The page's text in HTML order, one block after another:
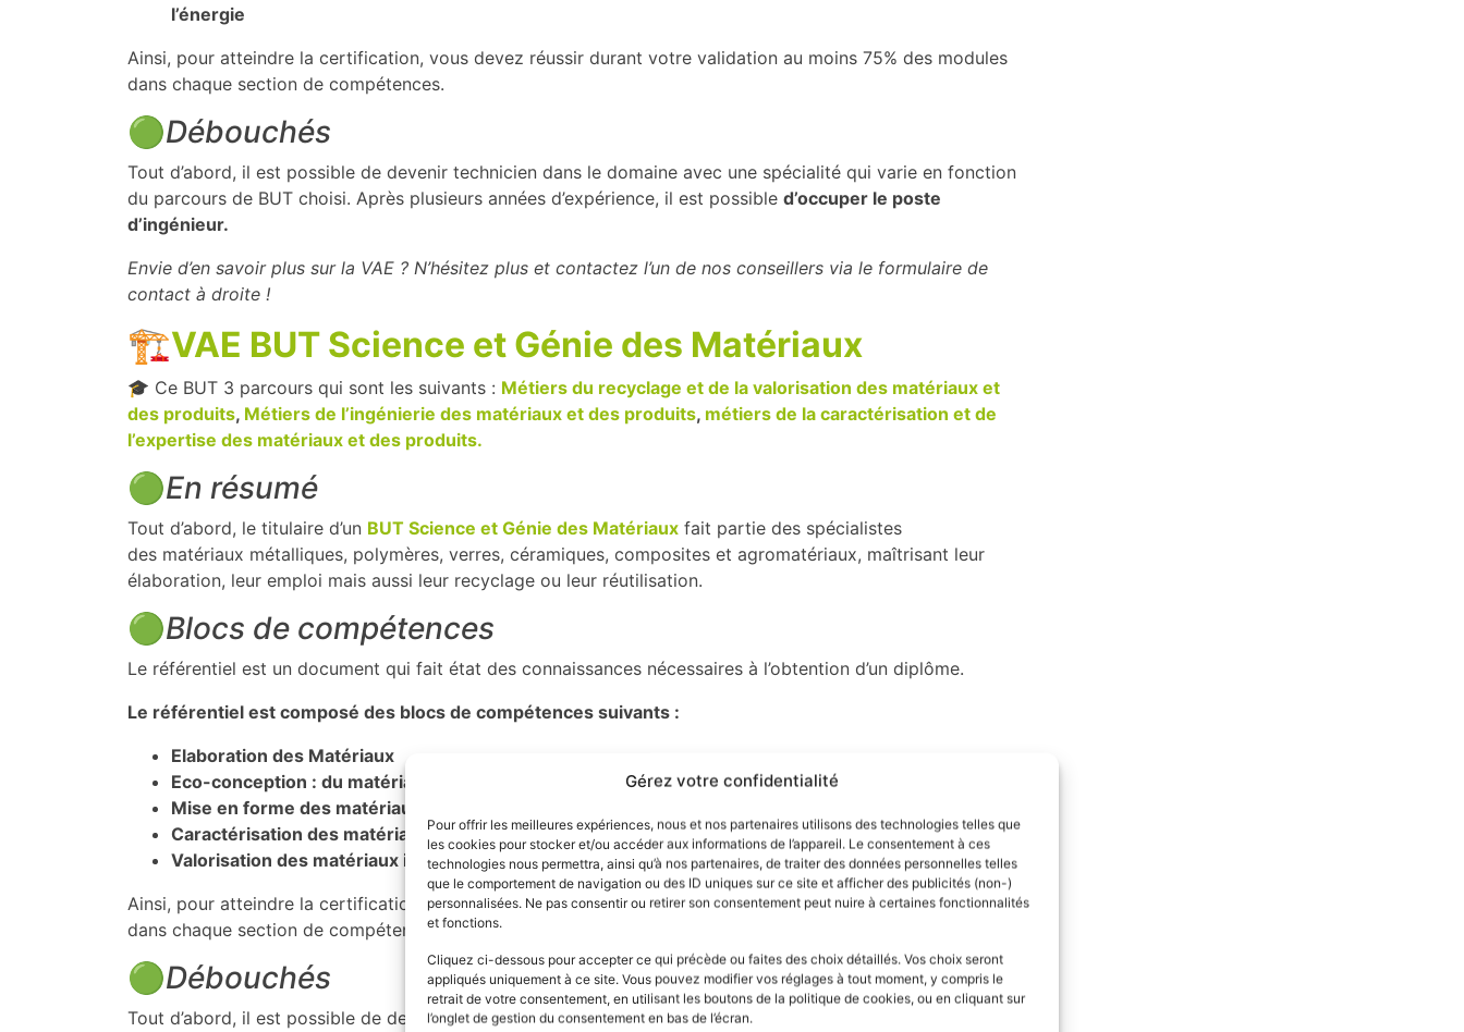
Gérez votre confidentialité
Pour offrir les meilleures expériences, nous et nos partenaires utilisons des technologies telles que
les cookies pour stocker et/ou accéder aux informations de l’appareil. Le consentement à ces
technologies nous permettra, ainsi qu’à nos partenaires, de traiter des données personnelles telles
que le comportement de navigation ou des ID uniques sur ce site et afficher des publicités (non-)
personnalisées. Ne pas consentir ou retirer son consentement peut nuire à certaines fonctionnalités
et fonctions.
Cliquez ci-dessous pour accepter ce qui précède ou faites des choix détaillés. Vos choix seront
appliqués uniquement à ce site. Vous pouvez modifier vos réglages à tout moment, y compris le
retrait de votre consentement, en utilisant les boutons de la politique de cookies, ou en cliquant sur
l’onglet de gestion du consentement en bas de l’écran.
l’énergie
Ainsi, pour atteindre la certification, vous devez réussir durant votre validation au moins 75% des modules
dans chaque section de compétences.
🟢Débouchés
Tout d’abord, il est possible de devenir technicien dans le domaine avec une spécialité qui varie en fonction
du parcours de BUT choisi. Après plusieurs années d’expérience, il est possible d’occuper le poste
d’ingénieur.
Envie d’en savoir plus sur la VAE ? N’hésitez plus et contactez l’un de nos conseillers via le formulaire de
contact à droite !
🏗️VAE BUT Science et Génie des Matériaux
🎓 Ce BUT 3 parcours qui sont les suivants : Métiers du recyclage et de la valorisation des matériaux et
des produits, Métiers de l’ingénierie des matériaux et des produits, métiers de la caractérisation et de
l’expertise des matériaux et des produits.
🟢En résumé
Tout d’abord, le titulaire d’un BUT Science et Génie des Matériaux fait partie des spécialistes
des matériaux métalliques, polymères, verres, céramiques, composites et agromatériaux, maîtrisant leur
élaboration, leur emploi mais aussi leur recyclage ou leur réutilisation.
🟢Blocs de compétences
Le référentiel est un document qui fait état des connaissances nécessaires à l’obtention d’un diplôme.
Le référentiel est composé des blocs de compétences suivants :
Elaboration des Matériaux
Eco-conception : du matériau au produit
Mise en forme des matériaux
Caractérisation des matériaux et des produits
Valorisation des matériaux issus de produits
Ainsi, pour atteindre la certification, vous devez réussir durant votre validation au moins 75% des modules
dans chaque section de compétences.
🟢Débouchés
Tout d’abord, il est possible de devenir technicien dans le domaine avec une spécialité qui varie en fonction